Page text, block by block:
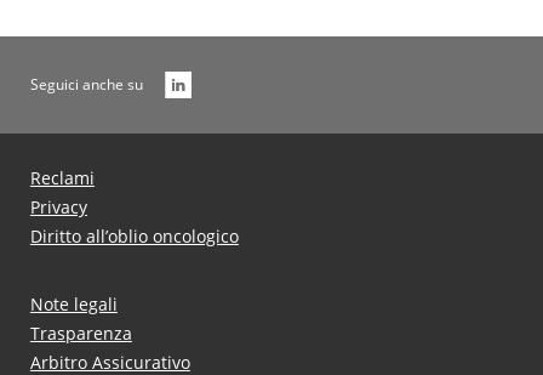
Seguici anche su
Reclami
Privacy
Diritto all’oblio oncologico
Note legali
Trasparenza
Arbitro Assicurativo